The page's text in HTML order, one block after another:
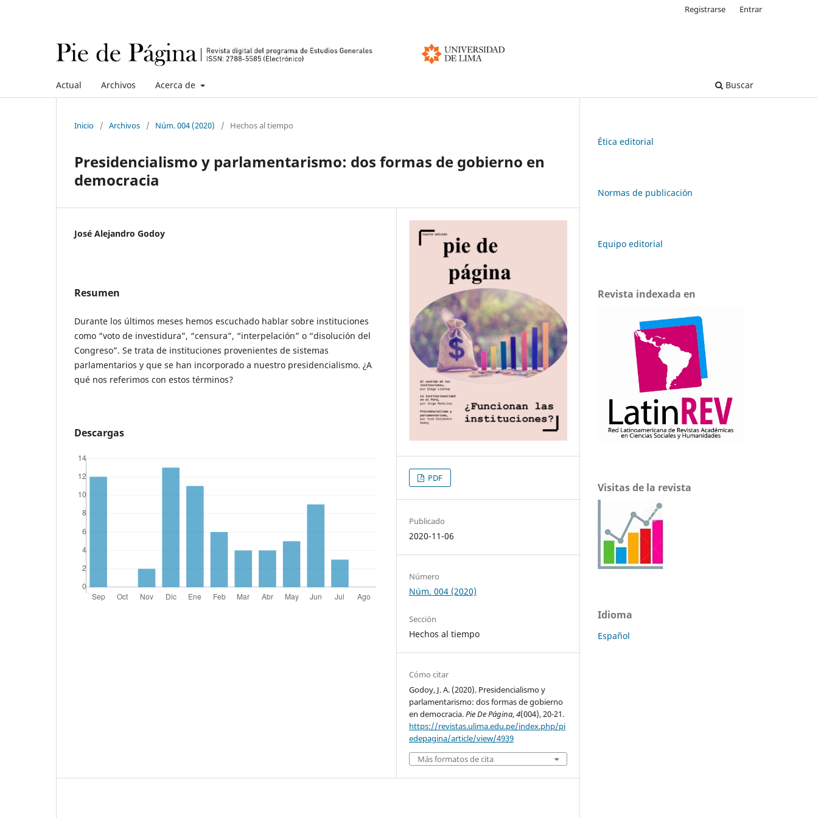
Actual Archivos Acerca de Buscar
Registrarse Entrar
Inicio / Archivos / Núm. 004 (2020) / Hechos al tiempo
Presidencialismo y parlamentarismo: dos formas de gobierno en
democracia
José Alejandro Godoy
Resumen
Durante los últimos meses hemos escuchado hablar sobre instituciones
como “voto de investidura”, “censura”, “interpelación” o “disolución del
Congreso”. Se trata de instituciones provenientes de sistemas
parlamentarios y que se han incorporado a nuestro presidencialismo. ¿A
qué nos referimos con estos términos?
Descargas
PDF
Publicado
2020-11-06
Número
Núm. 004 (2020)
Sección
Hechos al tiempo
Cómo citar
Godoy, J. A. (2020). Presidencialismo y
parlamentarismo: dos formas de gobierno
en democracia.Pie De Página,4(004), 20-21.
https://revistas.ulima.edu.pe/index.php/pi
edepagina/article/view/4939
Más formatos de cita
Ética editorial
Normas de publicación
Equipo editorial
Revista indexada en
Visitas de la revista
Idioma
Español